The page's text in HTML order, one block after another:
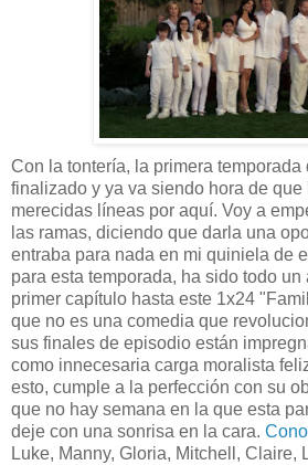
Con la tontería, la primera temporada
finalizado y ya va siendo hora de
merecidas líneas por aquí. Voy a
las ramas, diciendo que darla una
entraba para nada en mi quiniela de
para esta temporada, ha sido todo un
primer capítulo hasta este 1x24
que no es una comedia que
sus finales de episodio están
como innecesaria carga moralista
esto, cumple a la perfección con su
que no hay semana en la que esta
deje con una sonrisa en la cara.
Luke, Manny, Gloria, Mitchell, Claire,